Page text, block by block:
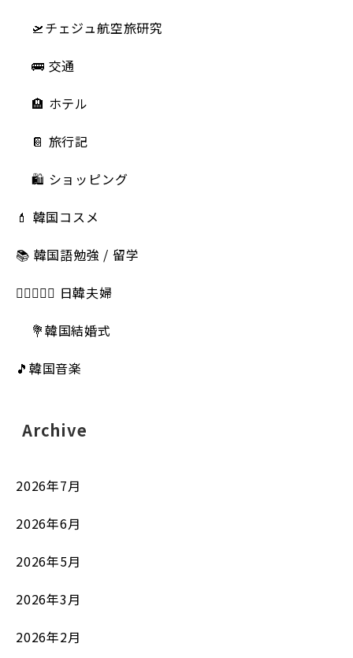
🛫チェジュ航空旅研究
🚌 交通
🏨 ホテル
📔 旅行記
🛍️ ショッピング
💄 韓国コスメ
📚 韓国語勉強 / 留学
👩🏻‍❤️‍👨🏻 日韓夫婦
💐韓国結婚式
🎵韓国音楽
Archive
2026年7月
2026年6月
2026年5月
2026年3月
2026年2月